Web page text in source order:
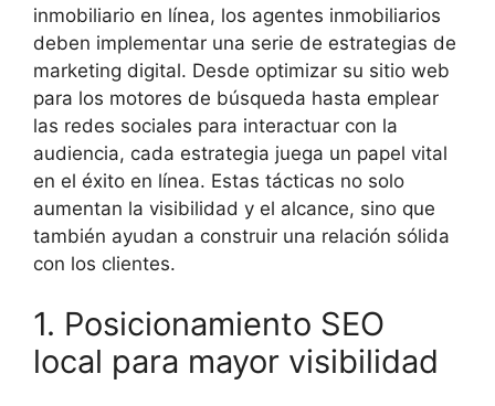
inmobiliario en línea, los agentes inmobiliarios
deben implementar una serie de estrategias de
marketing digital. Desde optimizar su sitio web
para los motores de búsqueda hasta emplear
las redes sociales para interactuar con la
audiencia, cada estrategia juega un papel vital
en el éxito en línea. Estas tácticas no solo
aumentan la visibilidad y el alcance, sino que
también ayudan a construir una relación sólida
con los clientes.
1. Posicionamiento SEO
local para mayor visibilidad